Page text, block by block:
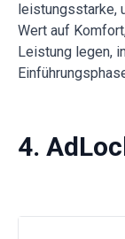
leistungsstarke,
Wert auf
Leistung legen,
4.